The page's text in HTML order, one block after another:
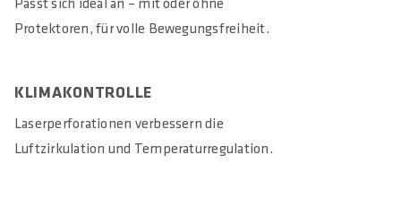
Passt sich ideal an – mit oder ohne
Protektoren, für volle Bewegungsfreiheit.
KLIMAKONTROLLE
Laserperforationen verbessern die
Luftzirkulation und Temperaturregulation.